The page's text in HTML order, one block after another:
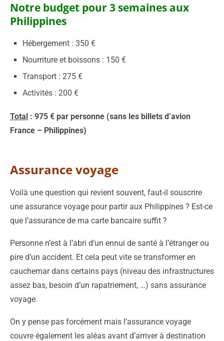
Notre budget pour 3 semaines aux
Philippines
Hébergement : 350 €
Nourriture et boissons : 150 €
Transport : 275 €
Activités : 200 €
Total : 975 € par personne (sans les billets d’avion
France – Philippines)
Assurance voyage
Voilà une question qui revient souvent, faut-il souscrire
une assurance voyage pour partir aux Philippines ? Est-ce
que l’assurance de ma carte bancaire suffit ?
Personne n’est à l’abri d’un ennui de santé à l’étranger ou
pire d’un accident. Et cela peut vite se transformer en
cauchemar dans certains pays (niveau des infrastructures
assez bas, besoin d’un rapatriement, …) sans assurance
voyage.
On y pense pas forcément mais l’assurance voyage
couvre également les aléas avant d’arriver à destination